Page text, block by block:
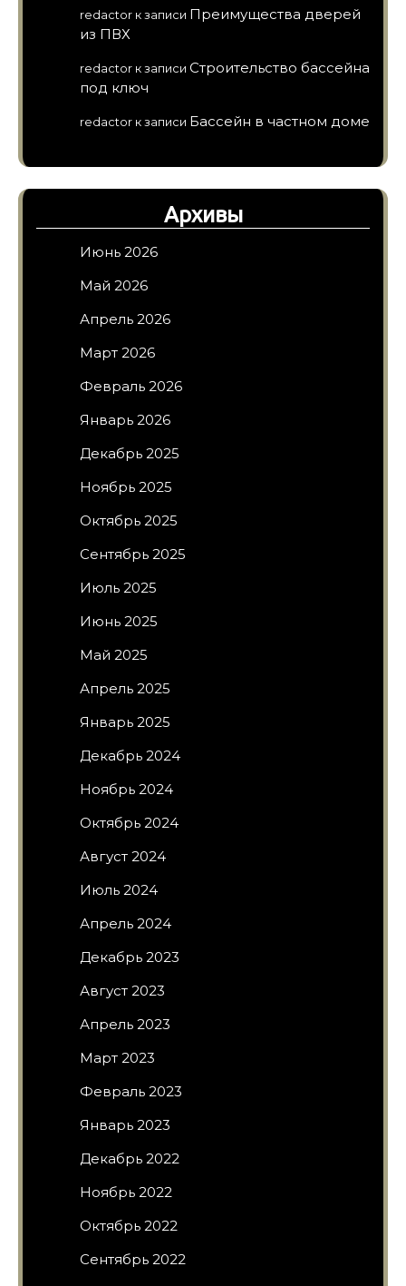
redactor к записи Преимущества дверей
из ПВХ
redactor к записи Строительство бассейна
под ключ
redactor к записи Бассейн в частном доме
Архивы
Июнь 2026
Май 2026
Апрель 2026
Март 2026
Февраль 2026
Январь 2026
Декабрь 2025
Ноябрь 2025
Октябрь 2025
Сентябрь 2025
Июль 2025
Июнь 2025
Май 2025
Апрель 2025
Январь 2025
Декабрь 2024
Ноябрь 2024
Октябрь 2024
Август 2024
Июль 2024
Апрель 2024
Декабрь 2023
Август 2023
Апрель 2023
Март 2023
Февраль 2023
Январь 2023
Декабрь 2022
Ноябрь 2022
Октябрь 2022
Сентябрь 2022